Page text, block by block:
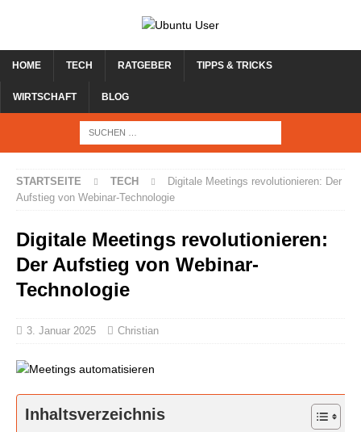
HOME TECH RATGEBER TIPPS & TRICKS
WIRTSCHAFT BLOG
STARTSEITE TECH
Digitale Meetings revolutionieren: Der
Aufstieg von Webinar-Technologie
Digitale Meetings revolutionieren:
Der Aufstieg von Webinar-
Technologie
3. Januar 2025 Christian
Inhaltsverzeichnis